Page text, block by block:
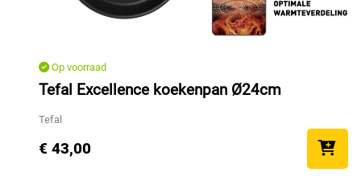
Op voorraad
Tefal Excellence koekenpan Ø24cm
Tefal
€ 43,00